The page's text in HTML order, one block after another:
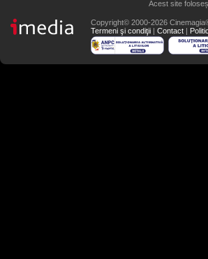
Acest site
Copyright© 2000-2026
Termeni şi condiţii | Contact |